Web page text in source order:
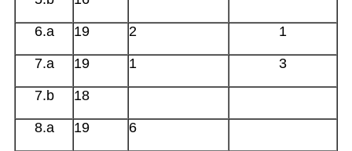
6.a 19 2 1
7.a 19 1 3
7.b 18
8.a 19 6